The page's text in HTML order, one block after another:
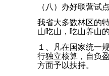
（八）办好联营试
我省大多数林区的
山吃山，吃山养山
１、凡在国家统一
行独立核算，自负
方面予以扶持。